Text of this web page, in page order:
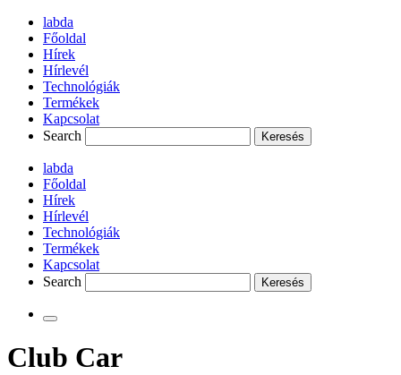
labda
Főoldal
Hírek
Hírlevél
Technológiák
Termékek
Kapcsolat
Search
labda
Főoldal
Hírek
Hírlevél
Technológiák
Termékek
Kapcsolat
Search
Club Car